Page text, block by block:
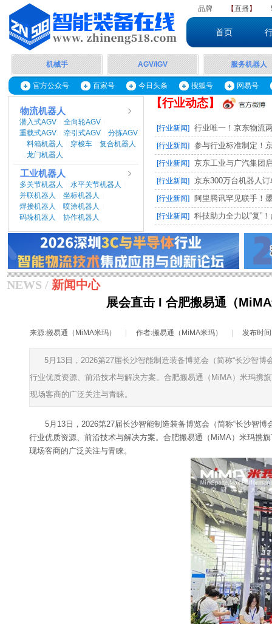
品牌 【直播】
首页
机械手 服务机器人
AGV/IGV
官方公众号 百家号 今日头条 搜狐号 网易号
【行业动态】
物流机器人
潜入式AGV 全向轮AGV
重载式AGV 牵引式AGV 分拣AGV
料箱机器人 穿梭车 复合机器人
龙门机器人
工业机器人
多关节机器人 水平关节机器人
并联机器人 坐标机器人
焊接机器人 喷涂机器人
码垛机器人 协作机器人
[行业新闻] 行业唯一！京东物流
[行业新闻] 参与行业标准制定！
[行业新闻] 京东工业与广汽集团
[行业新闻] 京东300万台机器人
[行业新闻] 阿里腾讯罕见联手！
[行业新闻] 科技助力全力以“复”
NEWS / 新闻中心
展会直击 I 合肥搬易通（
来源:搬易通（MiMA米玛） 作者:搬易通（MiMA米玛） 发布时
5月13日，2026第27届长沙智能制造装备博览会（简称“长沙智
行业优质资源、前沿技术与解决方案。合肥搬易通（MiMA）米玛携
现场客商的广泛关注与青睐。
5月13日，2026第27届长沙智能制造装备博览会（简称“长沙智
行业优质资源、前沿技术与解决方案。合肥搬易通（MiMA）米玛携
现场客商的广泛关注与青睐。